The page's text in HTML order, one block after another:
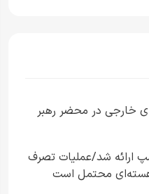
خارجی در محضر رهبر
ارائه شد/عملیات تصرف
محتمل است